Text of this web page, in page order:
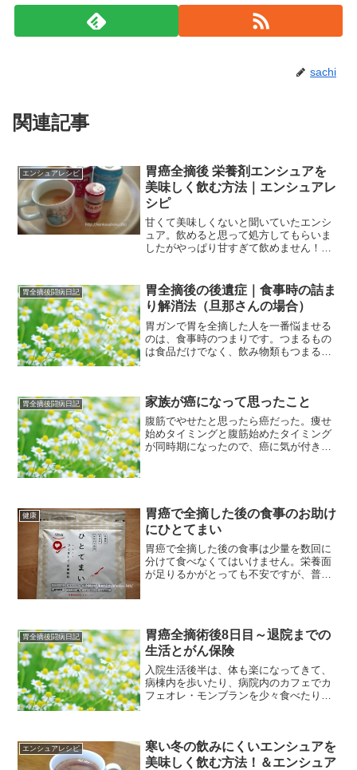
sachi
関連記事
エンシュアレシピ
胃癌全摘後 栄養剤エンシュアを
美味しく飲む方法｜エンシュアレ
シピ
甘くて美味しくないと聞いていたエンシ
ュア。飲めると思って処方してもらいま
したがやっぱり甘すぎて飲めません！そ
胃全摘後闘病日記
胃全摘後の後遺症｜食事時の詰ま
り解消法（旦那さんの場合）
胃ガンで胃を全摘した人を一番悩ませる
のは、食事時のつまりです。つまるもの
は食品だけでなく、飲み物類もつまる事
い辛さは本人にだけしかわかるはずあり
ません。有料老人ホームの厨房でパート
している私が勉強したつまり解消法をご
紹介します。
胃全摘後闘病日記 家族が癌になって思ったこと
腹筋でやせたと思ったら癌だった。痩せ
始めタイミングと腹筋始めたタイミング
が同時期になったので、癌に気が付きに
健康
胃癌で全摘した後の食事のお助け
にひとてまい
胃癌で全摘した後の食事は少量を数回に
分けて食べなくてはいけません。栄養面
が足りるかがとっても不安ですが、普通
す。
胃全摘後闘病日記
胃癌全摘術後8日目～退院までの
生活とがん保険
入院生活後半は、体も楽になってきて、
病棟内を歩いたり、病院内のカフェでカ
フェオレ・モンブランを少々食べたり、
さないとということを学びました。
エンシュアレシピ
寒い冬の飲みにくいエンシュアを
美味しく飲む方法！＆エンシュア